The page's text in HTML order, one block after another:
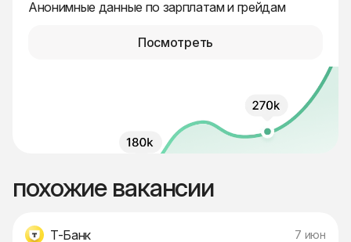
Анонимные данные по зарплатам и грейдам
Посмотреть
похожие вакансии
Т-Банк 7 июн